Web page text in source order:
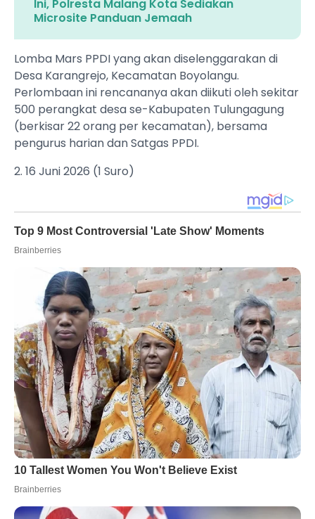
Ini, Polresta Malang Kota Sediakan
Microsite Panduan Jemaah
Lomba Mars PPDI yang akan diselenggarakan di
Desa Karangrejo, Kecamatan Boyolangu.
Perlombaan ini rencananya akan diikuti oleh sekitar
500 perangkat desa se-Kabupaten Tulungagung
(berkisar 22 orang per kecamatan), bersama
pengurus harian dan Satgas PPDI.
2. 16 Juni 2026 (1 Suro)